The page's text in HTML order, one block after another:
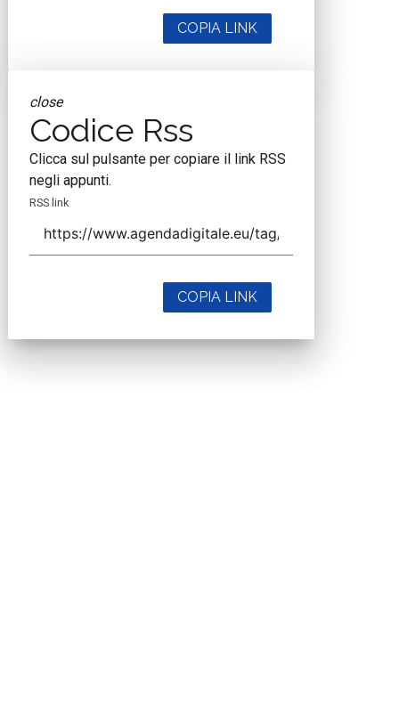
COPIA LINK
close
Codice Rss
Clicca sul pulsante per copiare il link RSS
negli appunti.
RSS link
COPIA LINK